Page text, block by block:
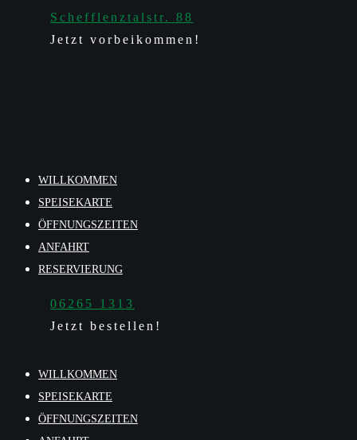
Schefflenztalstr. 88
Jetzt vorbeikommen!
WILLKOMMEN
SPEISEKARTE
ÖFFNUNGSZEITEN
ANFAHRT
RESERVIERUNG
06265 1313
Jetzt bestellen!
WILLKOMMEN
SPEISEKARTE
ÖFFNUNGSZEITEN